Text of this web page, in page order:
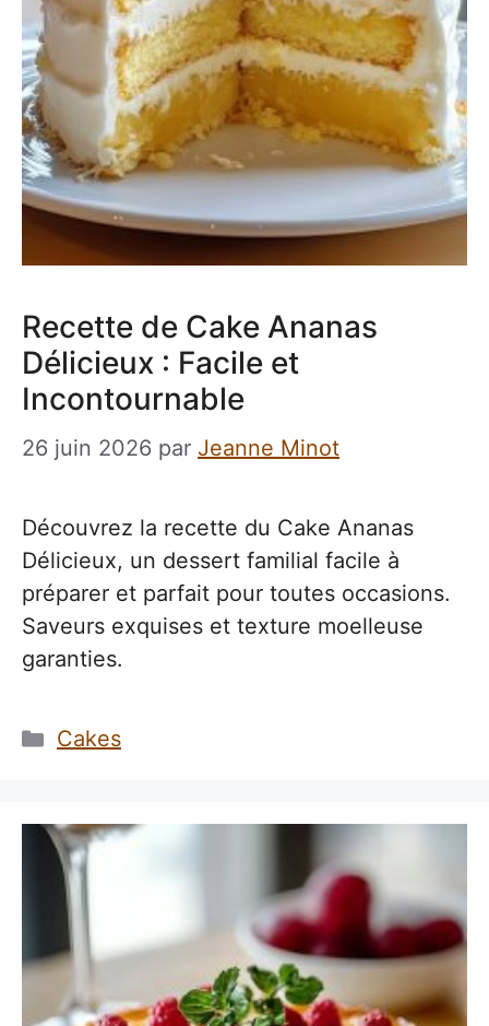
Recette de Cake Ananas
Délicieux : Facile et
Incontournable
26 juin 2026 par Jeanne Minot
Découvrez la recette du Cake Ananas
Délicieux, un dessert familial facile à
préparer et parfait pour toutes occasions.
Saveurs exquises et texture moelleuse
garanties.
Catégories
Cakes